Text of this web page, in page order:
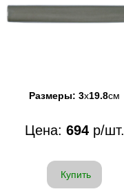
Размеры: 3x19.8см
Цена: 694р/шт.
Купить